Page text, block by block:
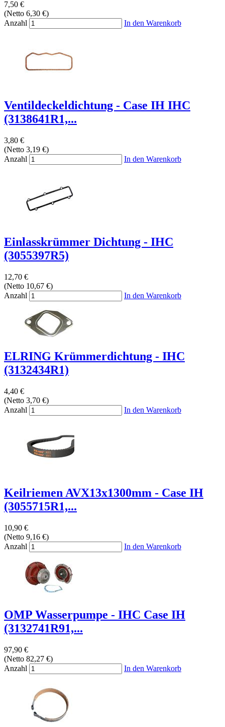
7,50 €
(Netto 6,30 €)
Anzahl
In den Warenkorb
Ventildeckeldichtung - Case IH IHC
(3138641R1,...
3,80 €
(Netto 3,19 €)
Anzahl
In den Warenkorb
Einlasskrümmer Dichtung - IHC
(3055397R5)
12,70 €
(Netto 10,67 €)
Anzahl
In den Warenkorb
ELRING Krümmerdichtung - IHC
(3132434R1)
4,40 €
(Netto 3,70 €)
Anzahl
In den Warenkorb
Keilriemen AVX13x1300mm - Case IH
(3055715R1,...
10,90 €
(Netto 9,16 €)
Anzahl
In den Warenkorb
OMP Wasserpumpe - IHC Case IH
(3132741R91,...
97,90 €
(Netto 82,27 €)
Anzahl
In den Warenkorb